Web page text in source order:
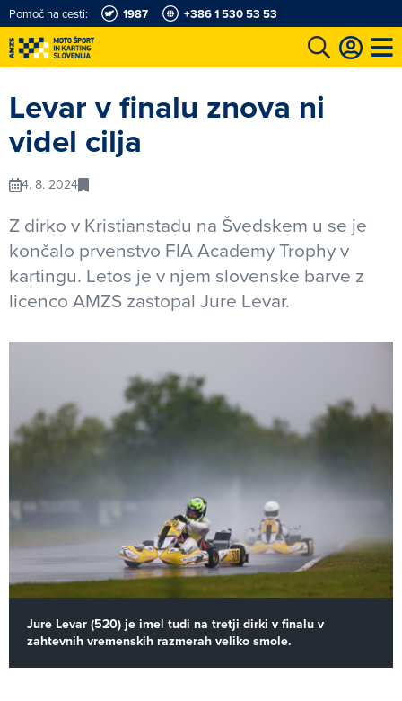
Pomoč na cesti: 1987 +386 1 530 53 53
Levar v finalu znova ni
videl cilja
4. 8. 2024
Z dirko v Kristianstadu na Švedskem u se je
končalo prvenstvo FIA Academy Trophy v
kartingu. Letos je v njem slovenske barve z
licenco AMZS zastopal Jure Levar.
Jure Levar (520) je imel tudi na tretji dirki v finalu v
zahtevnih vremenskih razmerah veliko smole.